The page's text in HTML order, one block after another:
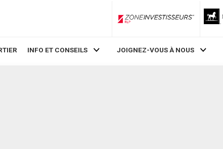
ZoneInvestisseurs RLP
INFO ET CONSEILS JOIGNEZ-VOUS À NOUS